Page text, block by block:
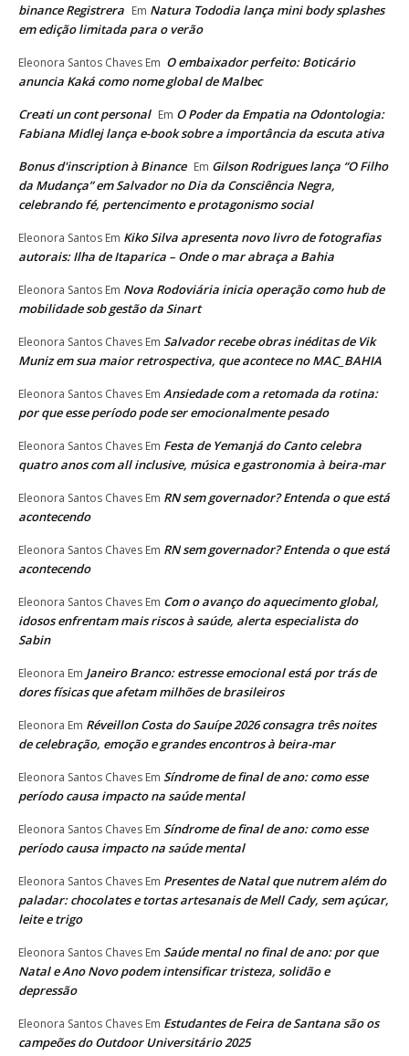
binance Registrera Em Natura Tododia lança mini body splashes
em edição limitada para o verão
Eleonora Santos Chaves Em O embaixador perfeito: Boticário
anuncia Kaká como nome global de Malbec
Creati un cont personal Em O Poder da Empatia na Odontologia:
Fabiana Midlej lança e-book sobre a importância da escuta ativa
Bonus d'inscription à Binance Em Gilson Rodrigues lança “O Filho
da Mudança” em Salvador no Dia da Consciência Negra,
celebrando fé, pertencimento e protagonismo social
Eleonora Santos Em Kiko Silva apresenta novo livro de fotografias
autorais: Ilha de Itaparica – Onde o mar abraça a Bahia
Eleonora Santos Em Nova Rodoviária inicia operação como hub de
mobilidade sob gestão da Sinart
Eleonora Santos Chaves Em Salvador recebe obras inéditas de Vik
Muniz em sua maior retrospectiva, que acontece no MAC_BAHIA
Eleonora Santos Chaves Em Ansiedade com a retomada da rotina:
por que esse período pode ser emocionalmente pesado
Eleonora Santos Chaves Em Festa de Yemanjá do Canto celebra
quatro anos com all inclusive, música e gastronomia à beira-mar
Eleonora Santos Chaves Em RN sem governador? Entenda o que está
acontecendo
Eleonora Santos Chaves Em RN sem governador? Entenda o que está
acontecendo
Eleonora Santos Chaves Em Com o avanço do aquecimento global,
idosos enfrentam mais riscos à saúde, alerta especialista do
Sabin
Eleonora Em Janeiro Branco: estresse emocional está por trás de
dores físicas que afetam milhões de brasileiros
Eleonora Em Réveillon Costa do Sauípe 2026 consagra três noites
de celebração, emoção e grandes encontros à beira-mar
Eleonora Santos Chaves Em Síndrome de final de ano: como esse
período causa impacto na saúde mental
Eleonora Santos Chaves Em Síndrome de final de ano: como esse
período causa impacto na saúde mental
Eleonora Santos Chaves Em Presentes de Natal que nutrem além do
paladar: chocolates e tortas artesanais de Mell Cady, sem açúcar,
leite e trigo
Eleonora Santos Chaves Em Saúde mental no final de ano: por que
Natal e Ano Novo podem intensificar tristeza, solidão e
depressão
Eleonora Santos Chaves Em Estudantes de Feira de Santana são os
campeões do Outdoor Universitário 2025